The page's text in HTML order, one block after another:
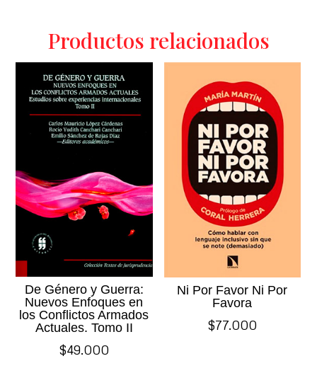
Productos relacionados
De Género y Guerra:
Nuevos Enfoques en
los Conflictos Armados
Actuales. Tomo II
$49.000
Ni Por Favor Ni Por
Favora
$77.000